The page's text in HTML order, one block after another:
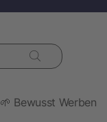
🌱 Bewusst Werben